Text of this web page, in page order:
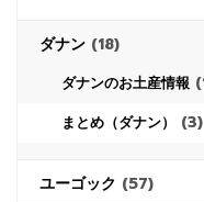
ダナン (18)
ダナンのお土産情報
まとめ（ダナン） (3)
ユーゴック (57)